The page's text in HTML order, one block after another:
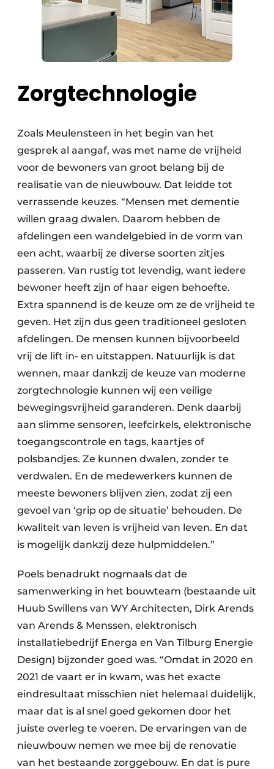
Zorgtechnologie
Zoals Meulensteen in het begin van het
gesprek al aangaf, was met name de vrijheid
voor de bewoners van groot belang bij de
realisatie van de nieuwbouw. Dat leidde tot
verrassende keuzes. “Mensen met dementie
willen graag dwalen. Daarom hebben de
afdelingen een wandelgebied in de vorm van
een acht, waarbij ze diverse soorten zitjes
passeren. Van rustig tot levendig, want iedere
bewoner heeft zijn of haar eigen behoefte.
Extra spannend is de keuze om ze de vrijheid te
geven. Het zijn dus geen traditioneel gesloten
afdelingen. De mensen kunnen bijvoorbeeld
vrij de lift in- en uitstappen. Natuurlijk is dat
wennen, maar dankzij de keuze van moderne
zorgtechnologie kunnen wij een veilige
bewegingsvrijheid garanderen. Denk daarbij
aan slimme sensoren, leefcirkels, elektronische
toegangscontrole en tags, kaartjes of
polsbandjes. Ze kunnen dwalen, zonder te
verdwalen. En de medewerkers kunnen de
meeste bewoners blijven zien, zodat zij een
gevoel van ‘grip op de situatie’ behouden. De
kwaliteit van leven is vrijheid van leven. En dat
is mogelijk dankzij deze hulpmiddelen.”
Poels benadrukt nogmaals dat de
samenwerking in het bouwteam (bestaande uit
Huub Swillens van WY Architecten, Dirk Arends
van Arends & Menssen, elektronisch
installatiebedrijf Energa en Van Tilburg Energie
Design) bijzonder goed was. “Omdat in 2020 en
2021 de vaart er in kwam, was het exacte
eindresultaat misschien niet helemaal duidelijk,
maar dat is al snel goed gekomen door het
juiste overleg te voeren. De ervaringen van de
nieuwbouw nemen we mee bij de renovatie
van het bestaande zorggebouw. En dat is pure